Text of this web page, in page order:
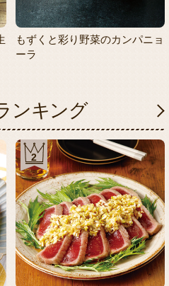
もずくと彩り野菜のカンパニョ
ーラ
ンキング
2